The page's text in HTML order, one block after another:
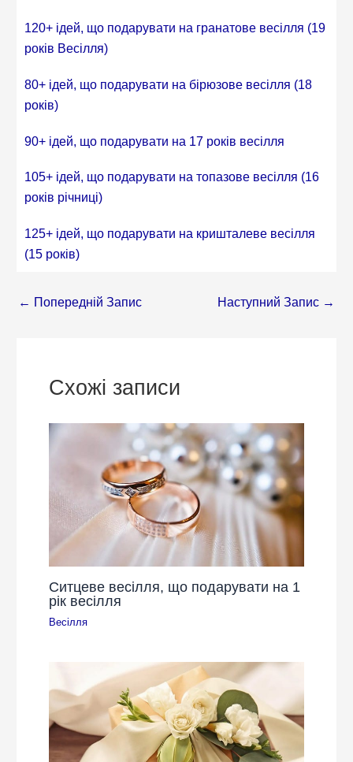
120+ ідей, що подарувати на гранатове весілля (19
років Весілля)
80+ ідей, що подарувати на бірюзове весілля (18
років)
90+ ідей, що подарувати на 17 років весілля
105+ ідей, що подарувати на топазове весілля (16
років річниці)
125+ ідей, що подарувати на кришталеве весілля
(15 років)
← Попередній Запис Наступний Запис →
Схожі записи
Ситцеве весілля, що подарувати на 1
рік весілля
Весілля